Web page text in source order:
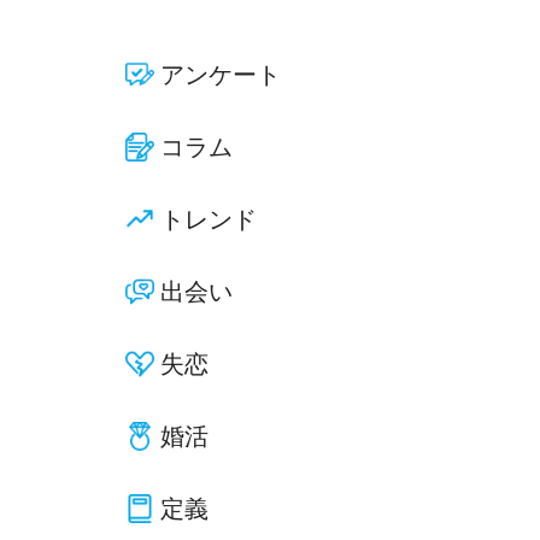
アンケート
コラム
トレンド
出会い
失恋
婚活
定義